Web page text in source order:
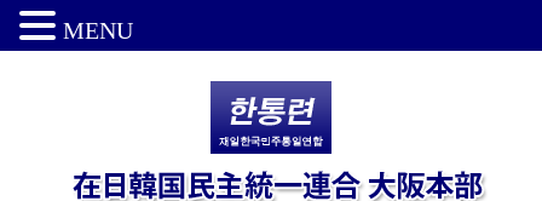
MENU